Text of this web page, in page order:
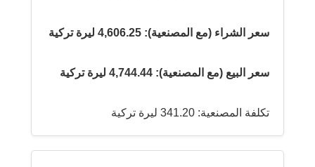
سعر الشراء (مع المصنعية): 4,606.25 ليرة تركية
سعر البيع (مع المصنعية): 4,744.44 ليرة تركية
تكلفة المصنعية: 341.20 ليرة تركية